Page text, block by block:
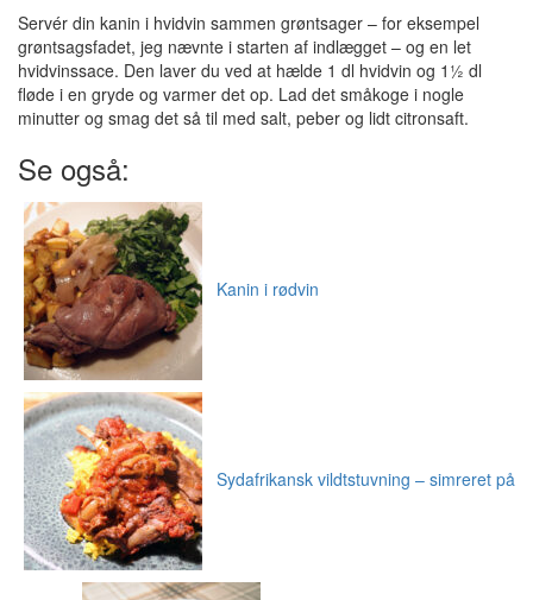
Servér din kanin i hvidvin sammen grøntsager – for eksempel
grøntsagsfadet, jeg nævnte i starten af indlægget – og en let
hvidvinssace. Den laver du ved at hælde 1 dl hvidvin og 1½ dl
fløde i en gryde og varmer det op. Lad det småkoge i nogle
minutter og smag det så til med salt, peber og lidt citronsaft.
Se også:
Kanin i rødvin
Sydafrikansk vildtstuvning – simreret på